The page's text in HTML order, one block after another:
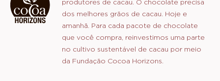
produtores de cacau. O chocolate precisa
dos melhores grãos de cacau. Hoje e
amanhã. Para cada pacote de chocolate
que você compra, reinvestimos uma parte
no cultivo sustentável de cacau por meio
da Fundação Cocoa Horizons.